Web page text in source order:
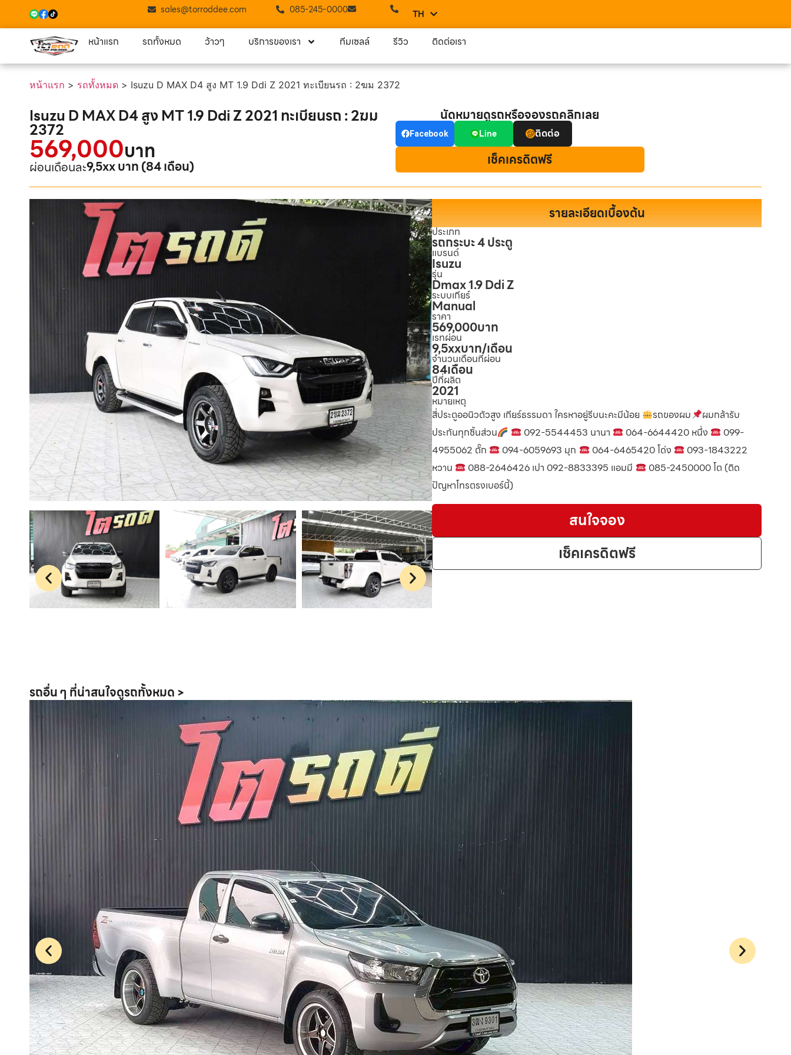
sales@torroddee.com 085-245-0000 TH
EN
หน้าแรก รถทั้งหมด ว้าวๆ บริการของเรา ทีมเซลล์ รีวิว ติดต่อเรา
หน้าแรก > รถทั้งหมด > Isuzu D MAX D4 สูง MT 1.9 Ddi Z 2021 ทะเบียนรถ : 2ฆม 2372
Isuzu D MAX D4 สูง MT 1.9 Ddi Z 2021 ทะเบียนรถ : 2ฆม
2372
569,000บาท
ผ่อนเดือนละ9,5xx บาท (84 เดือน)
นัดหมายดูรถหรือจองรถคลิกเลย
Facebook Line ติดต่อ
เช็คเครดิตฟรี
รายละเอียดเบื้องต้น
ประเภท
รถกระบะ 4 ประตู
แบรนด์
Isuzu
รุ่น
Dmax 1.9 Ddi Z
ระบบเกียร์
Manual
ราคา
569,000บาท
เรทผ่อน
9,5xxบาท/เดือน
จำนวนเดือนที่ผ่อน
84เดือน
ปีที่ผลิต
2021
หมายเหตุ
สี่ประตูออนิวตัวสูง เกียร์ธรรมดา ใครหาอยู่รีบนะคะมีน้อย
รถของผม
ผมกล้ารับ
ประกันทุกชิ้นส่วน
092-5544453 นานา 064-6644420 หนึ่ง
099-
4955062 ตั๊ก
094-6059693 มุก 064-6465420 โด่ง
093-1843222
หวาน
088-2646426 เปา 092-8833395 แอมมี
085-2450000 โต (ติด
ปัญหาโทรตรงเบอร์นี้)
สนใจจอง
เช็คเครดิตฟรี
รถอื่น ๆ ที่น่าสนใจดูรถทั้งหมด >